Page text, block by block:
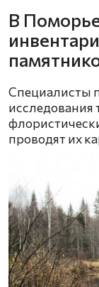
В
Специалисты
исследования
проводят их